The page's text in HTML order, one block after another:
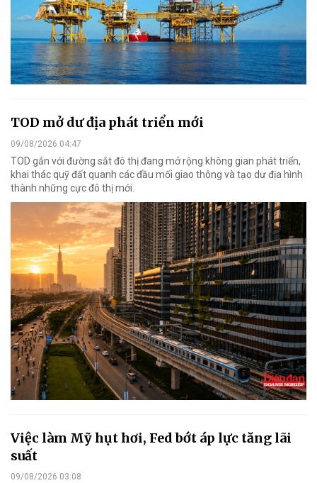
TOD mở dư địa phát triển mới
09/08/2026 04:47
TOD gắn với đường sắt đô thị đang mở rộng không gian phát triển,
khai thác quỹ đất quanh các đầu mối giao thông và tạo dư địa hình
thành những cực đô thị mới.
Việc làm Mỹ hụt hơi, Fed bớt áp lực tăng lãi
suất
09/08/2026 03:08